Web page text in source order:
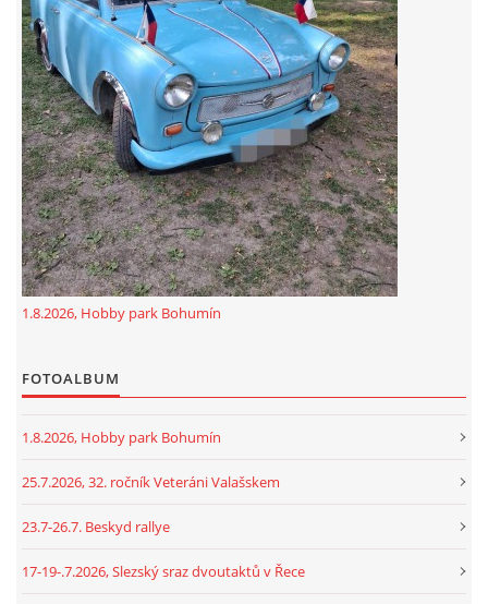
GDPR
oldfiatclub@seznam.cz |RSS
1.8.2026, Hobby park Bohumín
FOTOALBUM
1.8.2026, Hobby park Bohumín
25.7.2026, 32. ročník Veteráni Valašskem
23.7-26.7. Beskyd rallye
17-19-.7.2026, Slezský sraz dvoutaktů v Řece